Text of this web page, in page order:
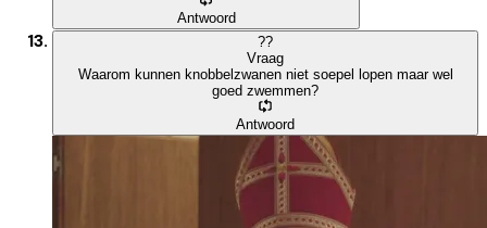
Antwoord
??
Vraag
Waarom kunnen knobbelzwanen niet soepel lopen maar wel
goed zwemmen?
Antwoord